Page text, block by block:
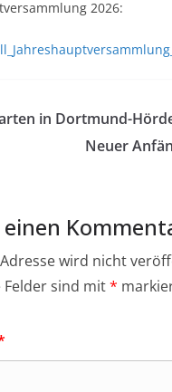
2026:
in Dortmund-
Neuer
einen
wird nicht
sind mit*